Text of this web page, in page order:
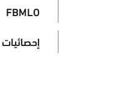
FBMLO
إحصائيات